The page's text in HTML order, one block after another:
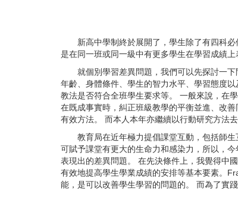
新高中學制終於展開了，學生除了有四科必
是在同一班或同一級中有更多學生在學習成績
就個別學習差異問題，我們可以先探討一下
年齡、身體條件、學生的智力水平、學習態度
教法是否符合全班學生要求等。 一般來說，在
在既成事實時，糾正班級教學的平衡並進、改
有效方法。 而本人本年亦繼續以行動研究方法
教育局在近年極力提倡課堂互動，包括師生
可賦予課堂有更大的生命力和感染力，所以，
表現出的差異問題。 在先決條件上，我覺得中
有效地提高學生學業成績的安排等基本要素。
能，是可以改善學生學習的問題的。 而為了實